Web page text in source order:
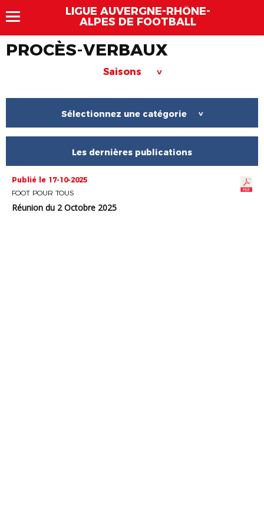
LIGUE AUVERGNE-RHÔNE-
ALPES DE FOOTBALL
PROCÈS-VERBAUX
Saisons >
Sélectionnez une catégorie >
Les dernières publications
Publié le 17-10-2025
FOOT POUR TOUS
Réunion du 2 Octobre 2025